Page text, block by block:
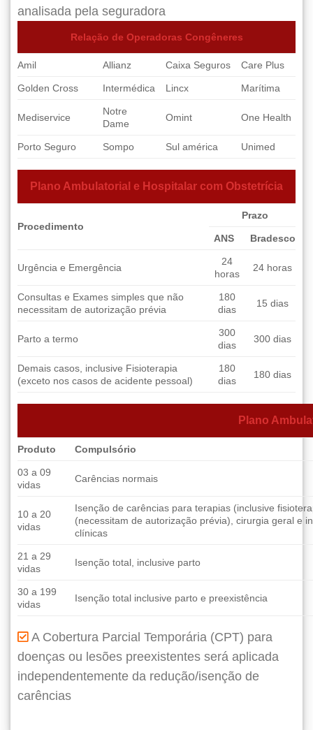
analisada pela seguradora
Relação de Operadoras Congêneres
Amil Allianz Caixa Seguros Care Plus
Golden Cross Intermédica Lincx Marítima
Mediservice
Notre
Dame
Omint One Health
Porto Seguro Sompo Sul américa Unimed
Plano Ambulatorial e Hospitalar com Obstetrícia
Procedimento
Prazo
ANS Bradesco
Urgência e Emergência
24
horas
24 horas
Consultas e Exames simples que não
necessitam de autorização prévia
180
dias
15 dias
Parto a termo
300
dias
300 dias
Demais casos, inclusive Fisioterapia
(exceto nos casos de acidente pessoal)
180
dias
180 dias
Plano
Produto Compulsório
03 a 09
vidas
Carências normais
10 a 20
vidas
Isenção de carências para terapias (inclusive
(necessitam de autorização prévia), cirurgia geral e
clínicas
21 a 29
vidas
Isenção total, inclusive parto
30 a 199
vidas
Isenção total inclusive parto e preexistência
A Cobertura Parcial Temporária (CPT) para
doenças ou lesões preexistentes será aplicada
independentemente da redução/isenção de
carências